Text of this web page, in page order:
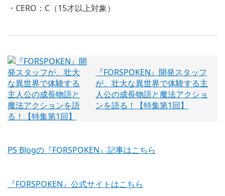
・CERO：C（15才以上対象）
『FORSPOKEN』開発スタッフ
が、壮大な異世界で体験する主
人公の成長物語と魔法アクショ
ンを語る！【特集第1回】
PS Blogの『FORSPOKEN』記事はこちら
『FORSPOKEN』公式サイトはこちら